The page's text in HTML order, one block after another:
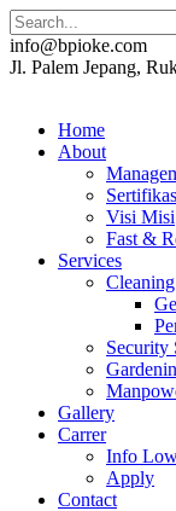
info@bpioke.com
Jl. Palem Jepang,
Home
About
Visi Misi
Fast &
Services
Security
Gallery
Carrer
Info
Apply
Contact